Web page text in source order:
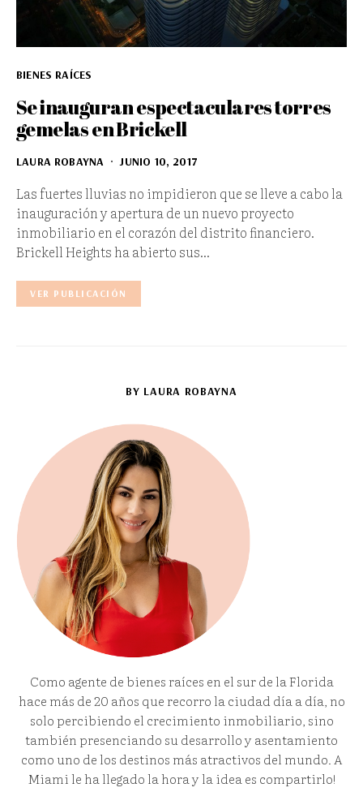
BIENES RAÍCES
Se inauguran espectaculares torres
gemelas en Brickell
LAURA ROBAYNA JUNIO 10, 2017
Las fuertes lluvias no impidieron que se lleve a cabo la
inauguración y apertura de un nuevo proyecto
inmobiliario en el corazón del distrito financiero.
Brickell Heights ha abierto sus…
VER PUBLICACIÓN
BY LAURA ROBAYNA
Como agente de bienes raíces en el sur de la Florida
hace más de 20 años que recorro la ciudad día a día, no
solo percibiendo el crecimiento inmobiliario, sino
también presenciando su desarrollo y asentamiento
como uno de los destinos más atractivos del mundo. A
Miami le ha llegado la hora y la idea es compartirlo!